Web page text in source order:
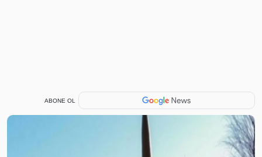
ABONE OL